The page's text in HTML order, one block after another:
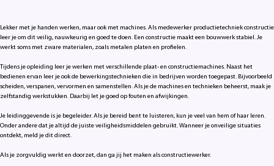
Lekker met je handen werken, maar ook met machines. Als medewerker productietechniek constructie
leer je om dit veilig, nauwkeurig en goed te doen. Een constructie maakt een bouwwerk stabiel. Je
werkt soms met zware materialen, zoals metalen platen en profielen.
Tijdens je opleiding leer je werken met verschillende plaat- en constructiemachines. Naast het
bedienen ervan leer je ook de bewerkingstechnieken die in bedrijven worden toegepast. Bijvoorbeeld
scheiden, verspanen, vervormen en samenstellen. Als je de machines en technieken beheerst, maak je
zelfstandig werkstukken. Daarbij let je goed op fouten en afwijkingen.
Je leidinggevende is je begeleider. Als je bereid bent te luisteren, kun je veel van hem of haar leren.
Onder andere dat je altijd de juiste veiligheidsmiddelen gebruikt. Wanneer je onveilige situaties
ontdekt, meld je dit direct.
Als je zorgvuldig werkt en doorzet, dan ga jij het maken als constructiewerker.